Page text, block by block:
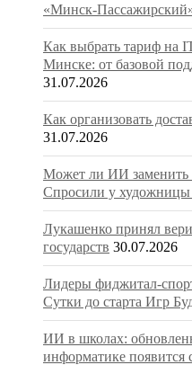
«Минск-
Как выбрать тариф на
Минске: от базовой
31.07.2026
Как организовать
31.07.2026
Может ли ИИ заменить
Спросили у художницы
Лукашенко принял
государств 30.07.2026
Лидеры фиджитал-
Сутки до старта Игр
ИИ в школах:
информатике появится